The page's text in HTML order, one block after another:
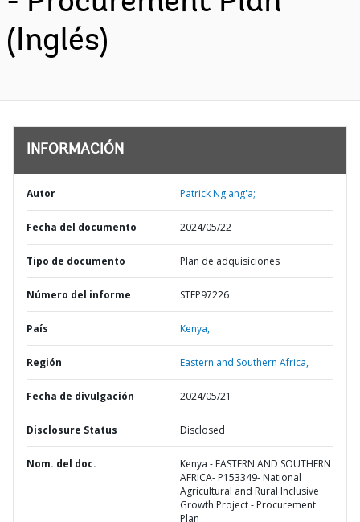
(Inglés)
INFORMACIÓN
Autor Patrick Ng'ang'a;
Fecha del documento 2024/05/22
Tipo de documento Plan de adquisiciones
Número del informe STEP97226
País Kenya,
Región Eastern and Southern Africa,
Fecha de divulgación 2024/05/21
Disclosure Status Disclosed
Nom. del doc.
Kenya - EASTERN AND SOUTHERN
AFRICA- P153349- National
Agricultural and Rural Inclusive
Growth Project - Procurement
Plan